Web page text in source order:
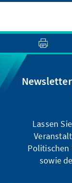
Lassen
Politischen
sowie